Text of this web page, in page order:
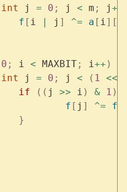
int j = 0 ; j < m ; j++
			f
[ i | j ] ^= a [ i][
0 ; i < MAXBIT; i++ )
int j = 0 ; j < ( 1 <<
			if
(( j >> i ) & 1 )
				f
[ j ] ^= f
			}